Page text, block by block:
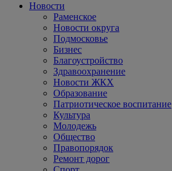
Новости
Раменское
Новости округа
Подмосковье
Бизнес
Благоустройство
Здравоохранение
Новости ЖКХ
Образование
Патриотическое воспитание
Культура
Молодежь
Общество
Правопорядок
Ремонт дорог